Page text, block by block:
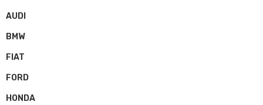
AUDI
BMW
FIAT
FORD
HONDA